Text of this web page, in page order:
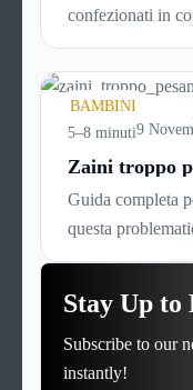
confezionati in
ortaggi o carne,
Vengono prodotti
ad una sofisticata
che li renda
bambini molto
BAMBINI
5–8 minuti9
Zaini troppo
Guida completa
questa
utili per capirne
specialista più
fronteggiarla nel
Stay Up to
Subscribe to our
instantly!